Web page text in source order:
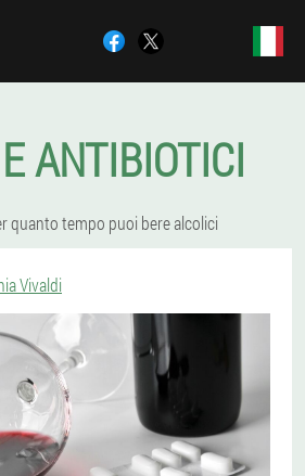
ANTIBIOTICI
quanto tempo puoi bere alcolici
Vivaldi